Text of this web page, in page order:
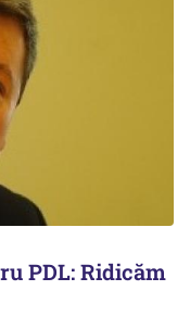
PDL: Ridicăm